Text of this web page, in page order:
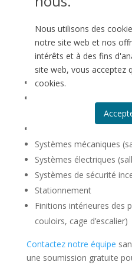
communes
Genispec ?
Nosinspections de
communesincluent les
Enveloppe du bâtiment
Systèmes mécaniques
Systèmes électriques
Systèmes de sécurité
Stationnement
Finitions intérieures des
couloirs, cage d’escalier)
Contactez notre équipe
une soumission gratuite
Nous utilisons des
notre site web et nos
intérêts et à des fins
site web, vous acceptez
cookies.